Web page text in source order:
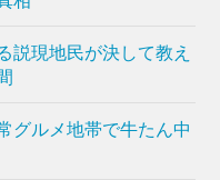
説現地民が決して教え
グルメ地帯で牛たん中